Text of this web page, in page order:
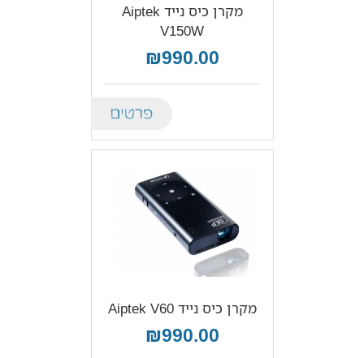
מקרן כיס נייד Aiptek
V150W
₪990.00
מקרן כיס נייד Aiptek V60
₪990.00